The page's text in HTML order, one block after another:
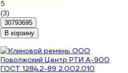
5
(3)
30793695
В корзину